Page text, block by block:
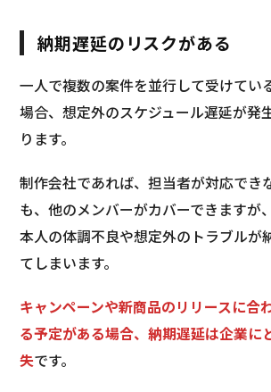
納期遅延のリスクがある
一人で複数の案件を並行して受けてい
場合、想定外のスケジュール遅延が発
ります。
制作会社であれば、担当者が対応でき
も、他のメンバーがカバーできますが
本人の体調不良や想定外のトラブルが
てしまいます。
キャンペーンや新商品のリリースに合
る予定がある場合、納期遅延は企業に
失です。